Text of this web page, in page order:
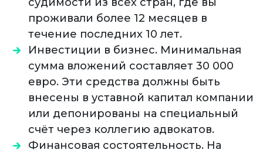
проживали более 12 месяцев в
течение последних 10 лет.
Инвестиции в бизнес. Минимальная
сумма вложений составляет 30 000
евро. Эти средства должны быть
внесены в уставной капитал компании
или депонированы на специальный
счёт через коллегию адвокатов.
Финансовая состоятельность. На